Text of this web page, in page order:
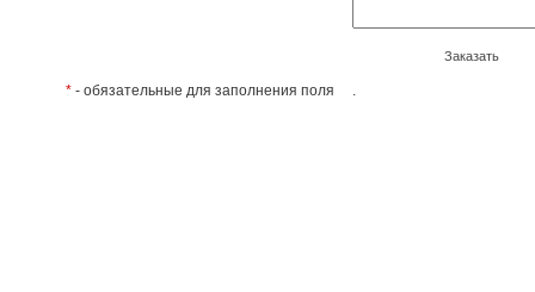
Заказать
* - обязательные для заполнения поля .